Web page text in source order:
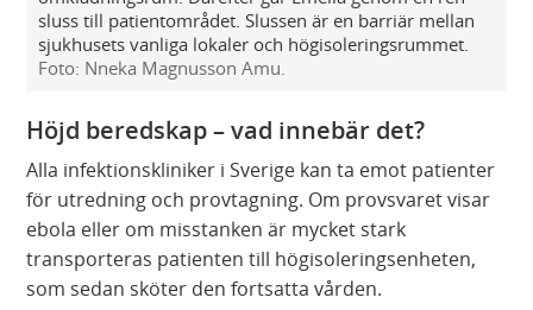
sluss till patientområdet. Slussen är en barriär mellan
sjukhusets vanliga lokaler och högisoleringsrummet.
Foto: Nneka Magnusson Amu.
Höjd beredskap – vad innebär det?
Alla infektionskliniker i Sverige kan ta emot patienter
för utredning och provtagning. Om provsvaret visar
ebola eller om misstanken är mycket stark
transporteras patienten till högisoleringsenheten,
som sedan sköter den fortsatta vården.